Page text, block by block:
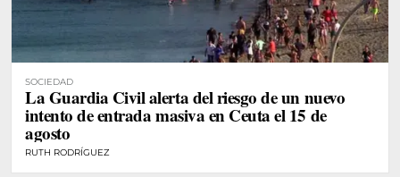
SOCIEDAD
La Guardia Civil alerta del riesgo de un nuevo
intento de entrada masiva en Ceuta el 15 de
agosto
RUTH RODRÍGUEZ